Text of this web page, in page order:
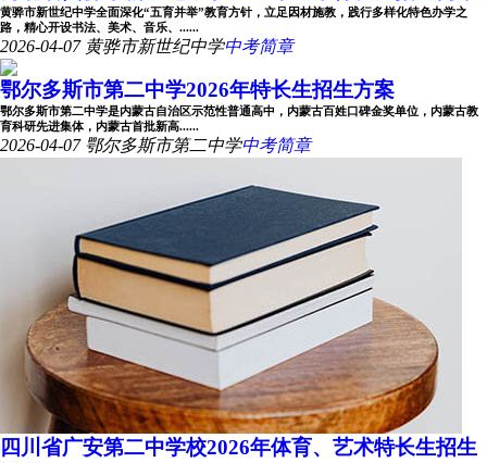
黄骅市新世纪中学全面深化“五育并举”教育方针，立足因材施教，践行多样化特色办学之
路，精心开设书法、美术、音乐、......
2026-04-07 黄骅市新世纪中学中考简章
鄂尔多斯市第二中学2026年特长生招生方案
鄂尔多斯市第二中学是内蒙古自治区示范性普通高中，内蒙古百姓口碑金奖单位，内蒙古教
育科研先进集体，内蒙古首批新高......
2026-04-07 鄂尔多斯市第二中学中考简章
四川省广安第二中学校2026年体育、艺术特长生招生